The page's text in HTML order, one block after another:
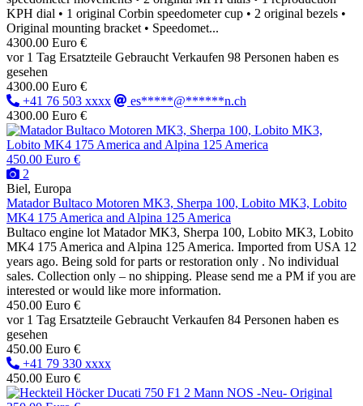
KPH dial • 1 original Corbin speedometer cup • 2 original bezels •
Original mounting bracket • Speedomet...
4300.00 Euro €
vor 1 Tag Ersatzteile Gebraucht Verkaufen 98 Personen haben es
gesehen
4300.00 Euro €
+41 76 503 xxxx
es*****@******n.ch
4300.00 Euro €
450.00 Euro €
2
Biel, Europa
Matador Bultaco Motoren MK3, Sherpa 100, Lobito MK3, Lobito
MK4 175 America and Alpina 125 America
Bultaco engine lot Matador MK3, Sherpa 100, Lobito MK3, Lobito
MK4 175 America and Alpina 125 America. Imported from USA 12
years ago. Being sold for parts or restoration only . No individual
sales. Collection only – no shipping. Please send me a PM if you are
interested or would like more information.
450.00 Euro €
vor 1 Tag Ersatzteile Gebraucht Verkaufen 84 Personen haben es
gesehen
450.00 Euro €
+41 79 330 xxxx
450.00 Euro €